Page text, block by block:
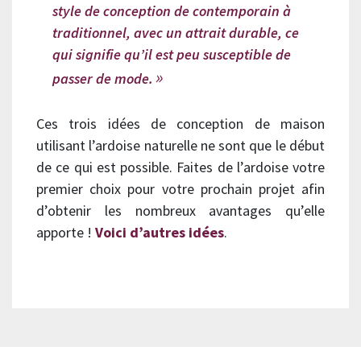
style de conception de contemporain à
traditionnel, avec un attrait durable, ce
qui signifie qu’il est peu susceptible de
passer de mode.
Ces trois idées de conception de maison
utilisant l’ardoise naturelle ne sont que le début
de ce qui est possible. Faites de l’ardoise votre
premier choix pour votre prochain projet afin
d’obtenir les nombreux avantages qu’elle
apporte ! Voici d’autres idées.